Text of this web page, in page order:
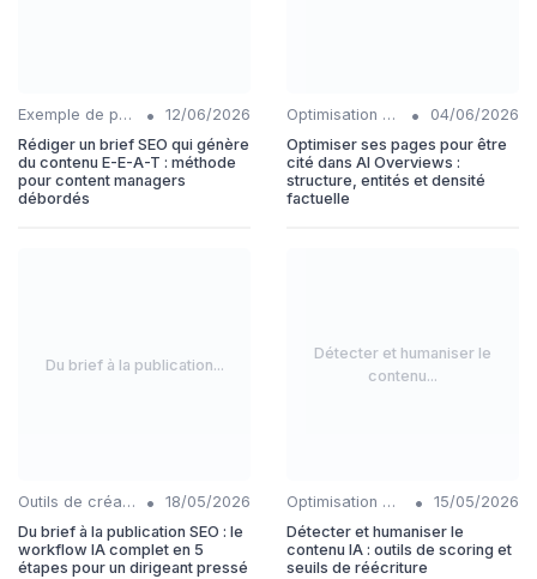
Exemple de prompt pour contenu SEO •
12/06/2026
Rédiger un brief SEO qui génère
du contenu E-E-A-T : méthode
pour content managers
débordés
Optimisation du contenu généré par IA •
04/06/2026
Optimiser ses pages pour être
cité dans AI Overviews :
structure, entités et densité
factuelle
Du brief à la publication...
Outils de création de contenu automatisés •
18/05/2026
Du brief à la publication SEO : le
workflow IA complet en 5
étapes pour un dirigeant pressé
Détecter et humaniser le
contenu...
Optimisation du contenu généré par IA •
15/05/2026
Détecter et humaniser le
contenu IA : outils de scoring et
seuils de réécriture